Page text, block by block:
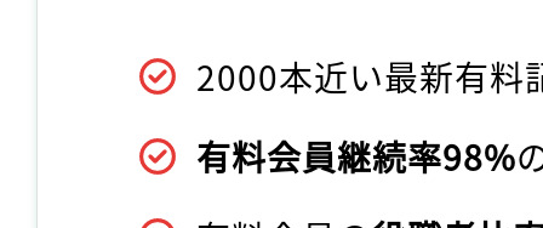
2000本近い最新有料
有料会員継続率98%